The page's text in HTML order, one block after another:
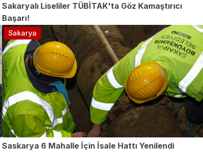
Sakaryalı Liseliler TÜBİTAK'ta Göz Kamaştırıcı
Başarı!
Saskarya 6 Mahalle İçin İsale Hattı Yenilendi
Sakarya